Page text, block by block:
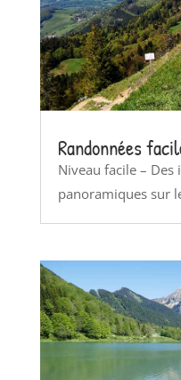
Randonnées
Niveau facile – Des
panoramiques sur